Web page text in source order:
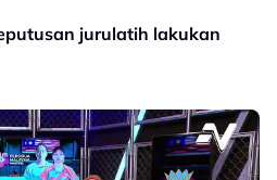
jurulatih lakukan